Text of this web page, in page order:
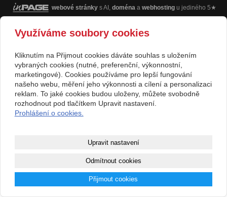
webové stránky s AI, doména a webhosting u jediného 5★
Využíváme soubory cookies
Kliknutím na Přijmout cookies dáváte souhlas s uložením
vybraných cookies (nutné, preferenční, výkonnostní,
marketingové). Cookies používáme pro lepší fungování
našeho webu, měření jeho výkonnosti a cílení a personalizaci
reklam. To jaké cookies budou uloženy, můžete svobodně
rozhodnout pod tlačítkem Upravit nastavení.
Prohlášení o cookies.
Upravit nastavení
Odmítnout cookies
Přijmout cookies